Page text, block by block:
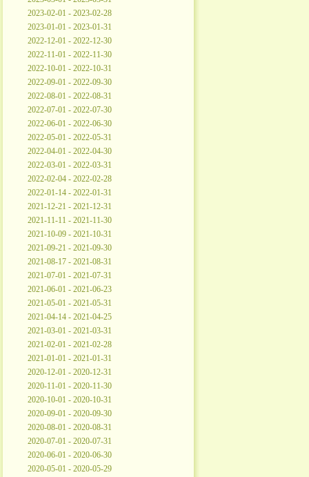
2023-02-01 - 2023-02-28
2023-01-01 - 2023-01-31
2022-12-01 - 2022-12-30
2022-11-01 - 2022-11-30
2022-10-01 - 2022-10-31
2022-09-01 - 2022-09-30
2022-08-01 - 2022-08-31
2022-07-01 - 2022-07-30
2022-06-01 - 2022-06-30
2022-05-01 - 2022-05-31
2022-04-01 - 2022-04-30
2022-03-01 - 2022-03-31
2022-02-04 - 2022-02-28
2022-01-14 - 2022-01-31
2021-12-21 - 2021-12-31
2021-11-11 - 2021-11-30
2021-10-09 - 2021-10-31
2021-09-21 - 2021-09-30
2021-08-17 - 2021-08-31
2021-07-01 - 2021-07-31
2021-06-01 - 2021-06-23
2021-05-01 - 2021-05-31
2021-04-14 - 2021-04-25
2021-03-01 - 2021-03-31
2021-02-01 - 2021-02-28
2021-01-01 - 2021-01-31
2020-12-01 - 2020-12-31
2020-11-01 - 2020-11-30
2020-10-01 - 2020-10-31
2020-09-01 - 2020-09-30
2020-08-01 - 2020-08-31
2020-07-01 - 2020-07-31
2020-06-01 - 2020-06-30
2020-05-01 - 2020-05-29